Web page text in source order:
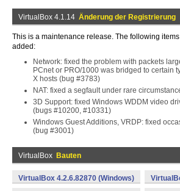
VirtualBox 4.1.14 Änderung der Registrierung
This is a maintenance release. The following
added:
Network: fixed the problem with packets
PCnet or PRO/1000 was bridged to certain
X hosts (bug #3783)
NAT: fixed a segfault under rare
3D Support: fixed Windows WDDM video
(bugs #10200, #10331)
Windows Guest Additions, VRDP: fixed
(bug #3001)
VirtualBox Bauten
VirtualBox 4.2.6.82870 (Windows)